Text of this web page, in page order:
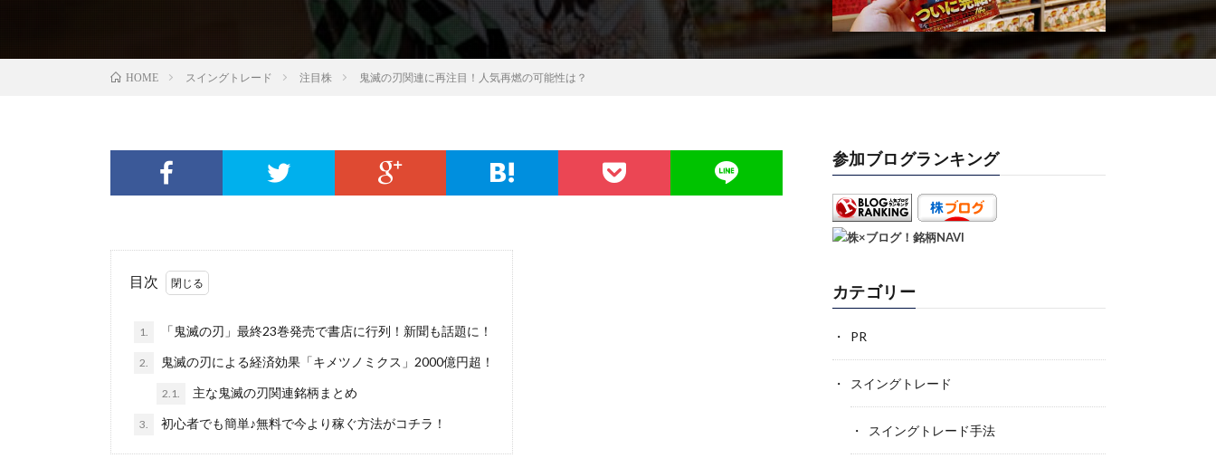
HOME スイングトレード 注目株 鬼滅の刃関連に再注目！人気再燃の可能性は？
目次
1. 「鬼滅の刃」最終23巻発売で書店に行列！新聞も話題に！
2. 鬼滅の刃による経済効果「キメツノミクス」2000億円超！
2.1. 主な鬼滅の刃関連銘柄まとめ
3. 初心者でも簡単♪無料で今より稼ぐ方法がコチラ！
参加ブログランキング
カテゴリー
PR
スイングトレード
スイングトレード手法